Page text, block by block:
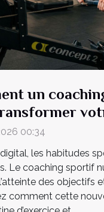
un
00:34
digital, les habitudes
Le coaching sportif
des objectifs
comment cette